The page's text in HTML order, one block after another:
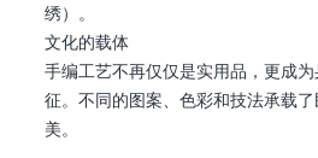
绣）。
文化的载体
手编工艺不再仅仅是实用品，更成
征。不同的图案、色彩和技法承载
美。